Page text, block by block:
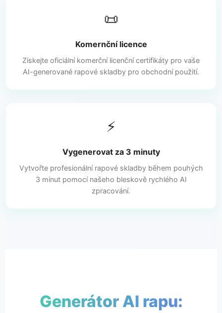
📜
Komernční licence
Získejte oficiální komerční licenční certifikáty pro vaše
AI-generované rapové skladby pro obchodní použití.
⚡
Vygenerovat za 3 minuty
Vytvořte profesionální rapové skladby během pouhých
3 minut pomocí našeho bleskově rychlého AI
zpracování.
Generátor AI rapu: